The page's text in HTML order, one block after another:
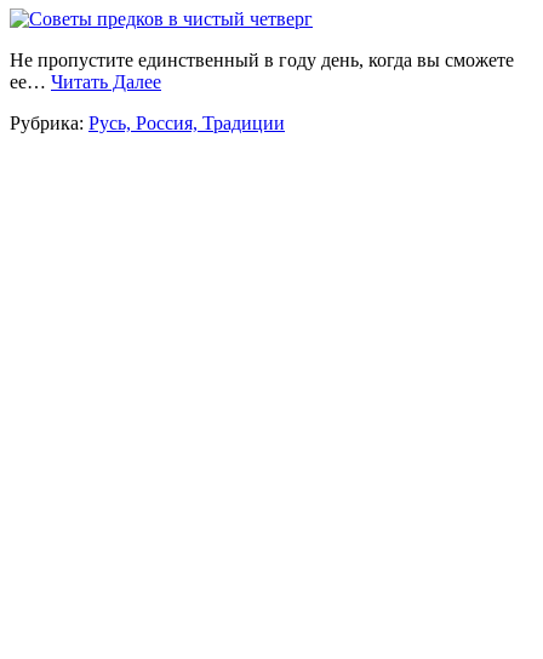
Не пропустите единственный в году день, когда вы сможете
ее… Читать Далее
Рубрика: Русь, Россия, Традиции